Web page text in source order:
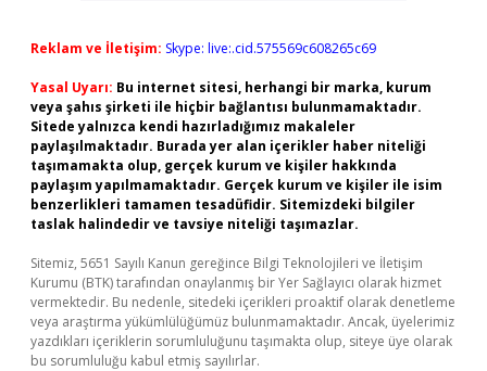
Reklam ve İletişim: Skype: live:.cid.575569c608265c69
Yasal Uyarı: Bu internet sitesi, herhangi bir marka, kurum
veya şahıs şirketi ile hiçbir bağlantısı bulunmamaktadır.
Sitede yalnızca kendi hazırladığımız makaleler
paylaşılmaktadır. Burada yer alan içerikler haber niteliği
taşımamakta olup, gerçek kurum ve kişiler hakkında
paylaşım yapılmamaktadır. Gerçek kurum ve kişiler ile isim
benzerlikleri tamamen tesadüfidir. Sitemizdeki bilgiler
taslak halindedir ve tavsiye niteliği taşımazlar.
Sitemiz, 5651 Sayılı Kanun gereğince Bilgi Teknolojileri ve İletişim
Kurumu (BTK) tarafından onaylanmış bir Yer Sağlayıcı olarak hizmet
vermektedir. Bu nedenle, sitedeki içerikleri proaktif olarak denetleme
veya araştırma yükümlülüğümüz bulunmamaktadır. Ancak, üyelerimiz
yazdıkları içeriklerin sorumluluğunu taşımakta olup, siteye üye olarak
bu sorumluluğu kabul etmiş sayılırlar.